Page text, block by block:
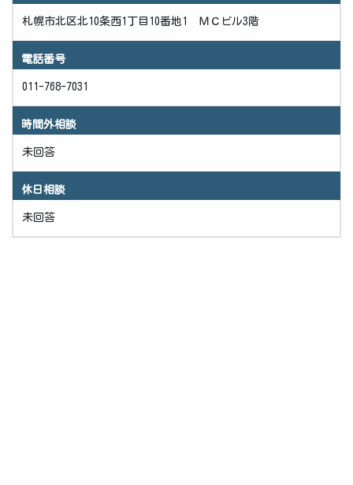
札幌市北区北10条西1丁目10番地1 ＭＣビル3階
電話番号
011-768-7031
時間外相談
未回答
休日相談
未回答